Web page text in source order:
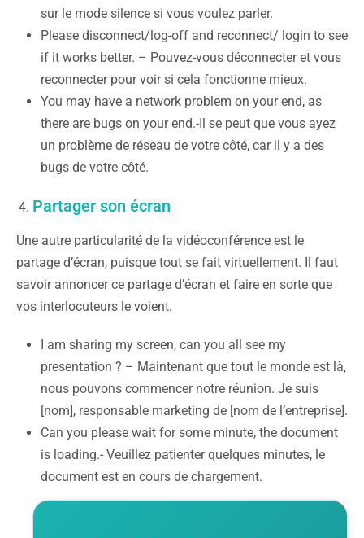
sur le mode silence si vous voulez parler.
Please disconnect/log-off and reconnect/ login to see
if it works better. – Pouvez-vous déconnecter et vous
reconnecter pour voir si cela fonctionne mieux.
You may have a network problem on your end, as
there are bugs on your end.-Il se peut que vous ayez
un problème de réseau de votre côté, car il y a des
bugs de votre côté.
Partager son écran
Une autre particularité de la vidéoconférence est le
partage d’écran, puisque tout se fait virtuellement. Il faut
savoir annoncer ce partage d’écran et faire en sorte que
vos interlocuteurs le voient.
I am sharing my screen, can you all see my
presentation ? – Maintenant que tout le monde est là,
nous pouvons commencer notre réunion. Je suis
[nom], responsable marketing de [nom de l’entreprise].
Can you please wait for some minute, the document
is loading.- Veuillez patienter quelques minutes, le
document est en cours de chargement.